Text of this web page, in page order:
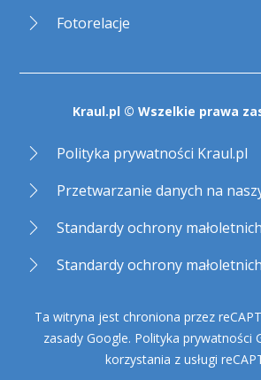
Fotorelacje
Kraul.pl © Wszelkie prawa
Polityka prywatności Kraul.pl
Przetwarzanie danych na
Standardy ochrony
Standardy ochrony
Ta witryna jest chroniona przez
zasady Google. Polityka prywatności
korzystania z usługi